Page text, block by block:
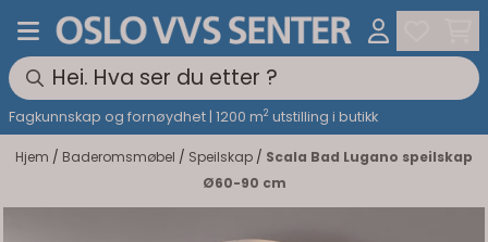
Hopp til innhold
Fagkunnskap og fornøydhet | 1200 m2 utstilling i butikk
Hjem / Baderomsmøbel / Speilskap / Scala Bad Lugano speilskap
Ø60-90 cm